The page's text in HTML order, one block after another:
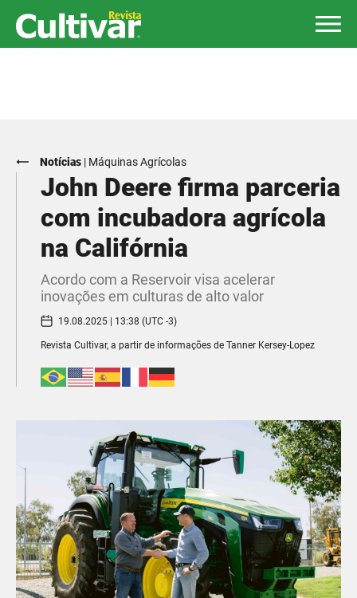
Notícias | Máquinas Agrícolas
John Deere firma parceria
com incubadora agrícola
na Califórnia
Acordo com a Reservoir visa acelerar
inovações em culturas de alto valor
19.08.2025 | 13:38 (UTC -3)
Revista Cultivar, a partir de informações de Tanner Kersey-Lopez